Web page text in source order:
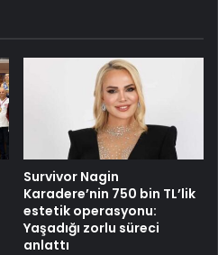
Survivor Nagin
Karadere’nin 750 bin TL’lik
estetik operasyonu:
Yaşadığı zorlu süreci
anlattı